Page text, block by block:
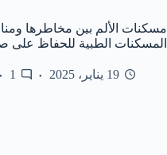
مسكنات الألم بين مخاطرها
المسكنات الطبية للحفاظ على
19 يناير، 2025 1